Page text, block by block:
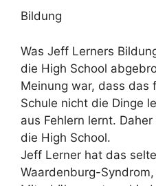
Bildung
Was Jeff Lerners
die High School
Meinung war, dass das
Schule nicht die Dinge
aus Fehlern lernt.
die High School.
Jeff Lerner hat das
Waardenburg-